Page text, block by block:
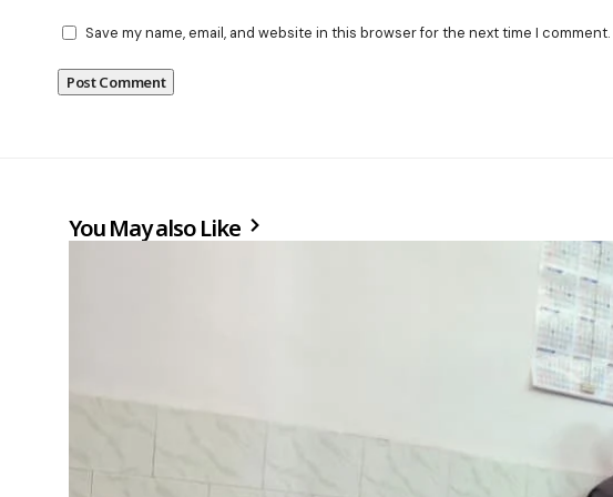
Save my name, email, and website in this browser for the next time I comment.
You May also Like